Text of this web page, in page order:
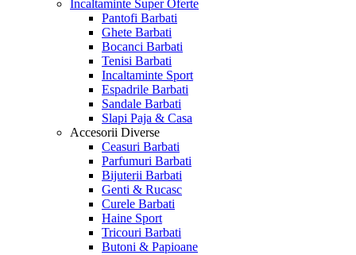
Incaltaminte Super Oferte
Pantofi Barbati
Ghete Barbati
Bocanci Barbati
Tenisi Barbati
Incaltaminte Sport
Espadrile Barbati
Sandale Barbati
Slapi Paja & Casa
Accesorii Diverse
Ceasuri Barbati
Parfumuri Barbati
Bijuterii Barbati
Genti & Rucasc
Curele Barbati
Haine Sport
Tricouri Barbati
Butoni & Papioane